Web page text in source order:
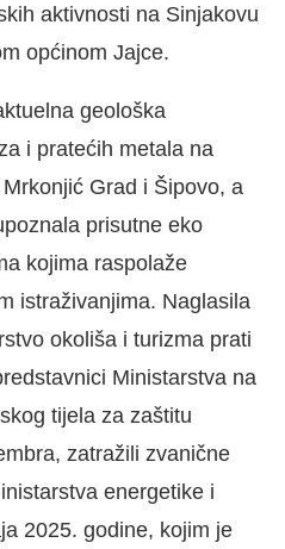
aktivnosti na Sinjakovu
općinom Jajce.
geološka
i pratećih metala na
Grad i Šipovo, a
prisutne eko
kojima raspolaže
istraživanjima. Naglasila
okoliša i turizma prati
Ministarstva na
tijela za zaštitu
zatražili zvanične
energetike i
2025. godine, kojim je